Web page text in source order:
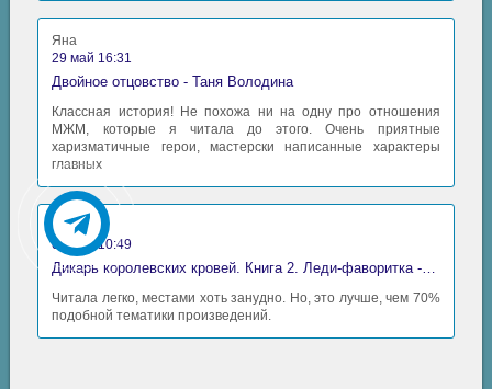
Яна
29 май 16:31
Двойное отцовство - Таня Володина
Классная история! Не похожа ни на одну про отношения
МЖМ, которые я читала до этого. Очень приятные
харизматичные герои, мастерски написанные характеры
главных
Аида
06 май 10:49
Читала легко, местами хоть занудно. Но, это лучше, чем 70%
подобной тематики произведений.